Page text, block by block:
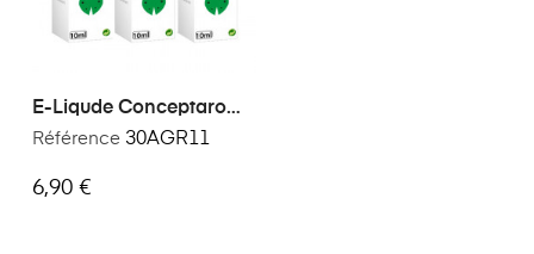
E-Liqude Conceptarome
Agrumes 30 Ml
Référence 30AGR11
6,90 €